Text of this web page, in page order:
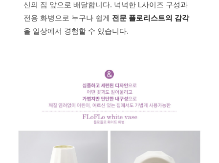
신의 집 앞으로 배달합니다. 넉넉한 L사이즈 구성과
전용 화병으로 누구나 쉽게 전문 플로리스트의 감각
을 일상에서 경험할 수 있습니다.